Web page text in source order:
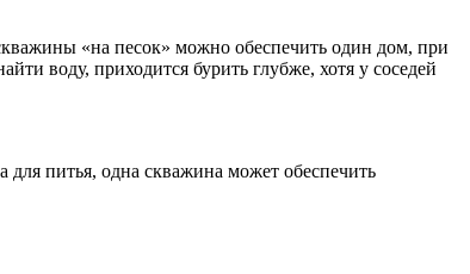
«на песок» можно обеспечить один дом, при
воду, приходится бурить глубже, хотя у соседей
питья, одна скважина может обеспечить